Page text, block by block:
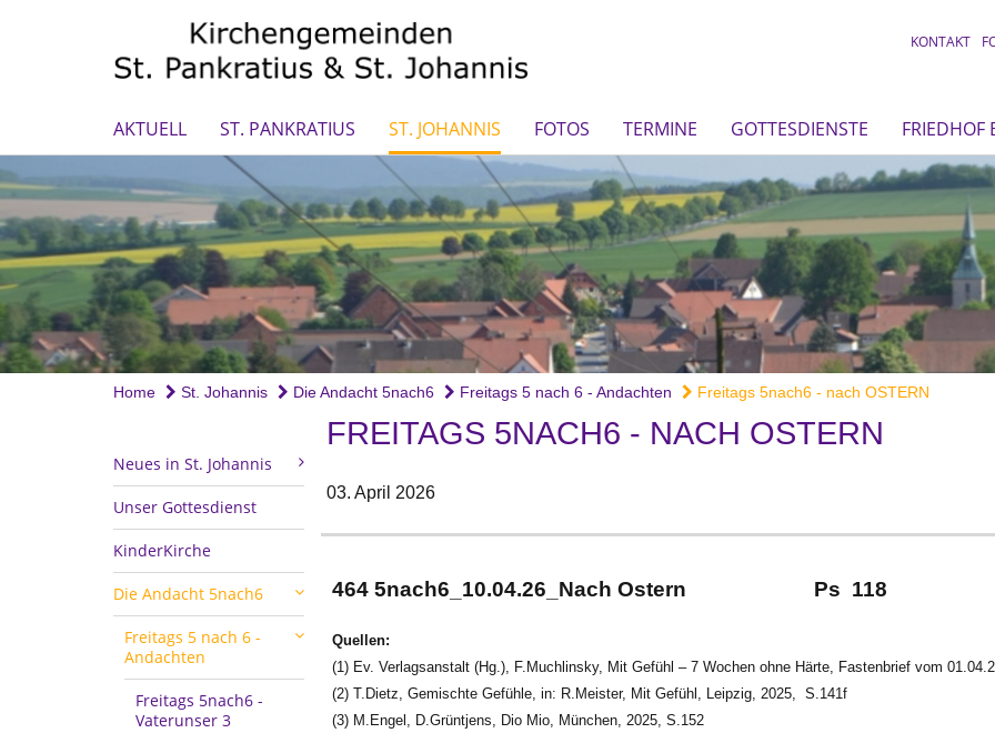
KONTAKT
AKTUELL ST. PANKRATIUS ST. JOHANNIS FOTOS TERMINE GOTTESDIENSTE FRIEDHOF
Home St. Johannis Die Andacht 5nach6 Freitags 5 nach 6 - Andachten Freitags 5nach6 - nach OSTERN
Neues in St. Johannis
Unser Gottesdienst
KinderKirche
Die Andacht 5nach6
Freitags 5 nach 6 -
Andachten
Freitags 5nach6 -
Vaterunser 3
FREITAGS 5NACH6 - NACH OSTERN
03. April 2026
464 5nach6_10.04.26_Nach Ostern Ps 118
Quellen:
(1) Ev. Verlagsanstalt (Hg.), F.Muchlinsky, Mit Gefühl – 7 Wochen ohne Härte, Fastenbrief vom
(2) T.Dietz, Gemischte Gefühle, in: R.Meister, Mit Gefühl, Leipzig, 2025, S.141f
(3) M.Engel, D.Grüntjens, Dio Mio, München, 2025, S.152